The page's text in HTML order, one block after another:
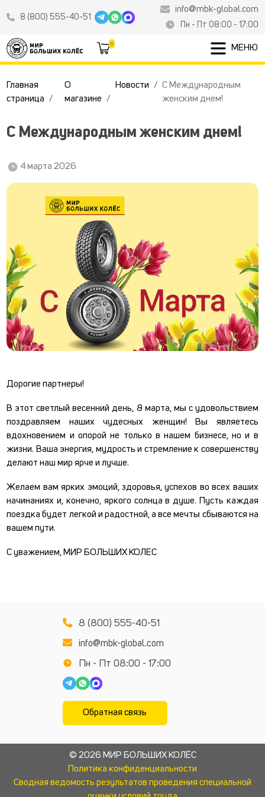
8 (800) 555-40-51
info@mbk-global.com
Пн - Пт 08:00 - 17:00
0 МЕНЮ
Главная
страница
О
магазине
Новости
С Международным
женским днем!
С Международным женским днем!
4 марта 2026
Дорогие партнеры!
В этот светлый весенний день, 8 марта, мы с удовольствием
поздравляем наших чудесных женщин! Вы являетесь
вдохновением и опорой не только в нашем бизнесе, но и в
жизни. Ваша энергия, мудрость и стремление к совершенству
делают наш мир ярче и лучше.
Желаем вам ярких эмоций, здоровья, успехов во всех ваших
начинаниях и, конечно, яркого солнца в душе. Пусть каждая
поездка будет легкой и радостной, а все мечты сбываются на
вашем пути.
С уважением, МИР БОЛЬШИХ КОЛЕС
8 (800) 555-40-51
info@mbk-global.com
Пн - Пт 08:00 - 17:00
Обратная связь
© 2026 МИР БОЛЬШИХ КОЛЁС
Политика конфиденциальности
Сводная ведомость результатов проведения специальной